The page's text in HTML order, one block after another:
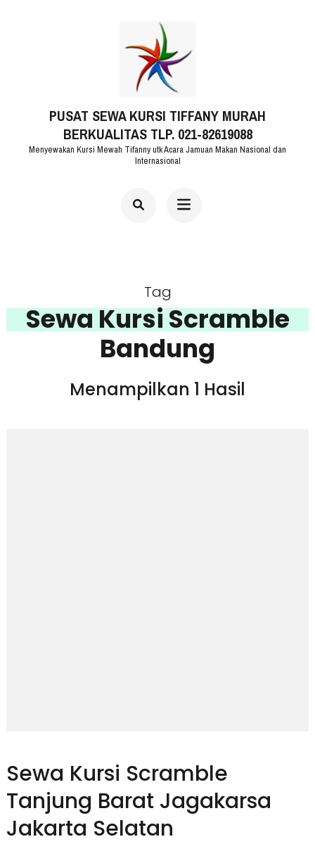
PUSAT SEWA KURSI TIFFANY MURAH
BERKUALITAS TLP. 021-82619088
Menyewakan Kursi Mewah Tifanny utk Acara Jamuan Makan Nasional dan
Internasional
Tag
Sewa Kursi Scramble
Bandung
Menampilkan 1 Hasil
Sewa Kursi Scramble
Tanjung Barat Jagakarsa
Jakarta Selatan